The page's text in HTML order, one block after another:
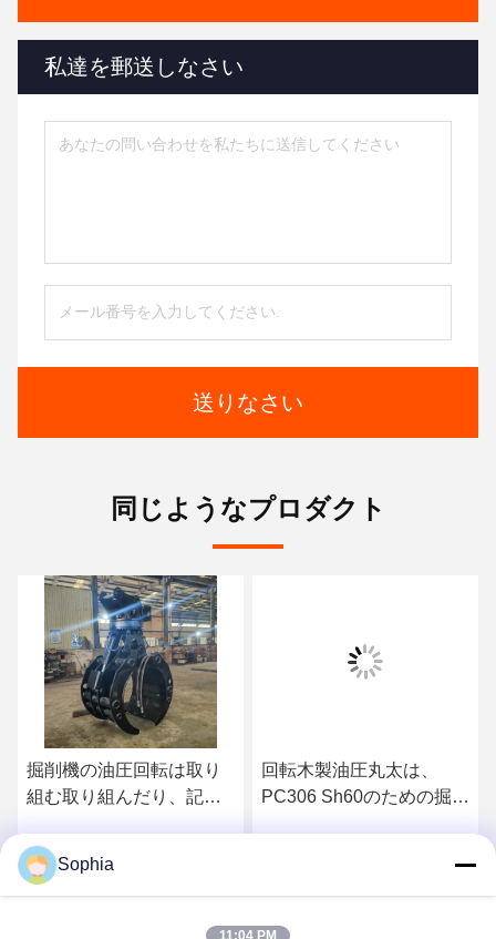
私達を郵送しなさい
送りなさい
同じようなプロダクト
掘削機の油圧回転は取り
組む取り組んだり、記録
掘削機が付いている回転
子を取り組みなさい
最もよい価格を得なさ
回転木製油圧丸太は、
PC306 Sh60のための掘削
Sophia
11:04 PM